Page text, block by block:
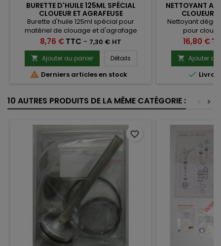
BURETTE D'HUILE 125ML SPÉCIAL
CLOUEUR ET AGRAFEUSE
Burette d'huile 125ml spécial pour
matériel de clouage et d'agrafage
Prix
8,76 €TTC - 7,30 € HT
 Ajouter au panier Détails
 Derniers articles en stock
NETTOYANT
Nettoyant
pour
Prix
16,80 €
 Ajouter au

10 AUTRES PRODUITS DE LA MÊME CATÉGORIE : >
<
favorite_border